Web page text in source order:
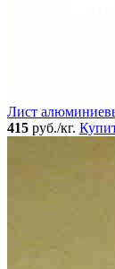
Лист
415 руб./кг.